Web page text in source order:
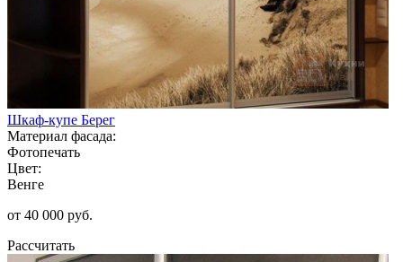
Шкаф-купе Берег
Материал фасада:
Фотопечать
Цвет:
Венге
от 40 000 руб.
Рассчитать